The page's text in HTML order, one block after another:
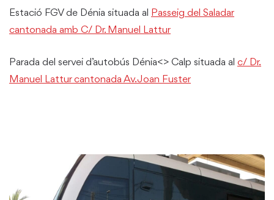
Estació FGV de Dénia situada al
Passeig del Saladar
cantonada amb C/ Dr. Manuel Lattur
Parada del servei d’autobús Dénia<> Calp situada al c/ Dr.
Manuel Lattur cantonada Av. Joan Fuster